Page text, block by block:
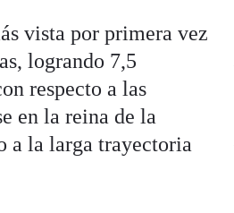
vista por primera vez
logrando 7,5
respecto a las
en la reina de la
a la larga trayectoria